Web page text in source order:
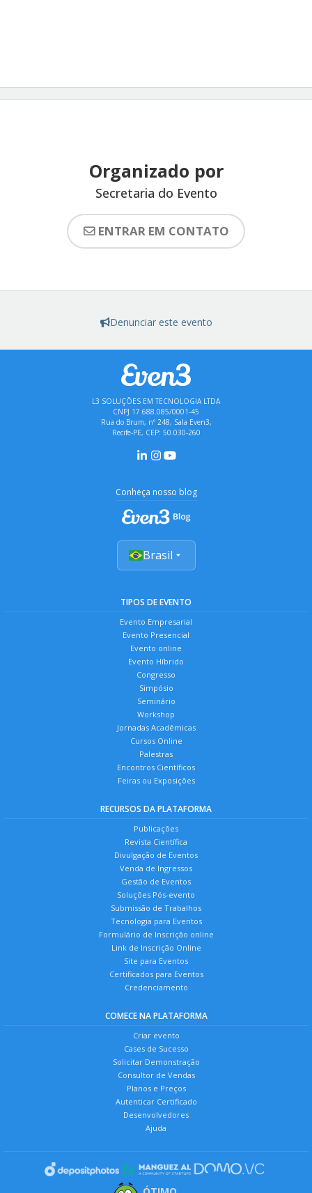
Organizado por
Secretaria do Evento
ENTRAR EM CONTATO
Denunciar este evento
L3 SOLUÇÕES EM TECNOLOGIA LTDA
CNPJ 17.688.085/0001-45
Rua do Brum, nº 248, Sala Even3,
Recife-PE, CEP: 50.030-260
Conheça nosso blog
Brasil
TIPOS DE EVENTO
Evento Empresarial
Evento Presencial
Evento online
Evento Híbrido
Congresso
Simpósio
Seminário
Workshop
Jornadas Acadêmicas
Cursos Online
Palestras
Encontros Científicos
Feiras ou Exposições
RECURSOS DA PLATAFORMA
Publicações
Revista Científica
Divulgação de Eventos
Venda de Ingressos
Gestão de Eventos
Soluções Pós-evento
Submissão de Trabalhos
Tecnologia para Eventos
Formulário de Inscrição online
Link de Inscrição Online
Site para Eventos
Certificados para Eventos
Credenciamento
COMECE NA PLATAFORMA
Criar evento
Cases de Sucesso
Solicitar Demonstração
Consultor de Vendas
Planos e Preços
Autenticar Certificado
Desenvolvedores
Ajuda